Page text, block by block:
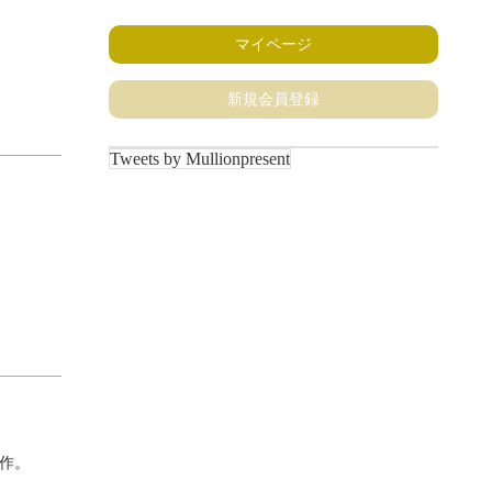
。
マイページ
新規会員登録
Tweets by Mullionpresent